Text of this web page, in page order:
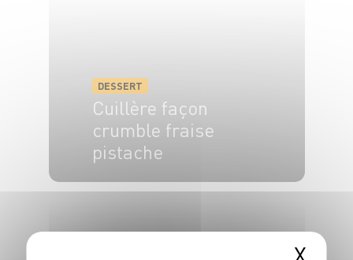
DESSERT
Cuillère façon
crumble fraise
pistache
X